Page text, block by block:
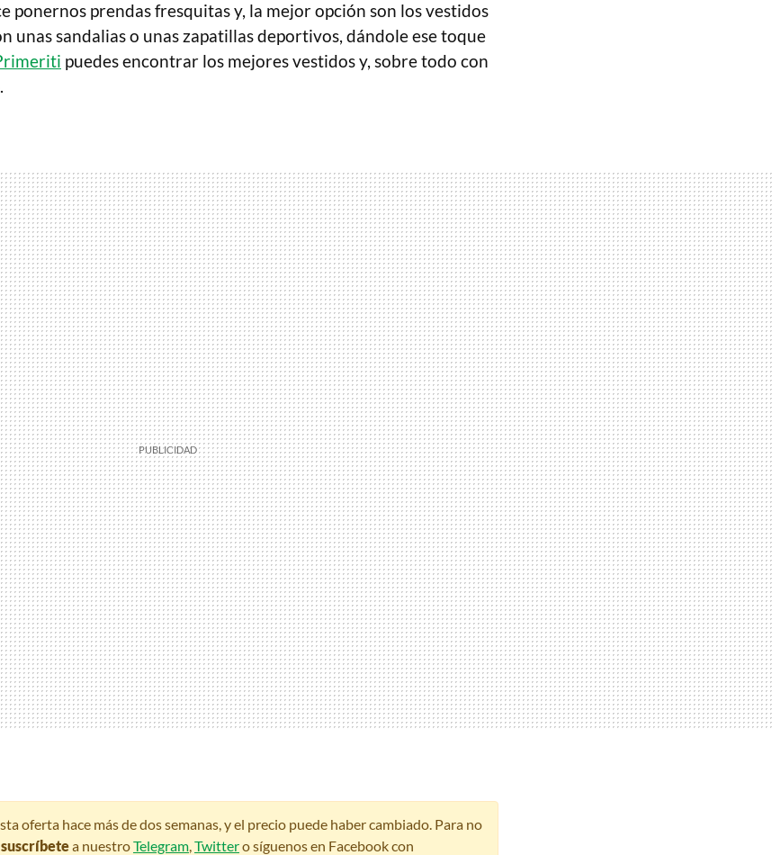
ponernos prendas fresquitas y, la mejor opción son los vestidos
unas sandalias o unas zapatillas deportivos, dándole ese toque
puedes encontrar los mejores vestidos y, sobre todo con
.
oferta hace más de dos semanas, y el precio puede haber cambiado. Para no
suscríbetea nuestroTelegram,Twittero síguenos en Facebook con